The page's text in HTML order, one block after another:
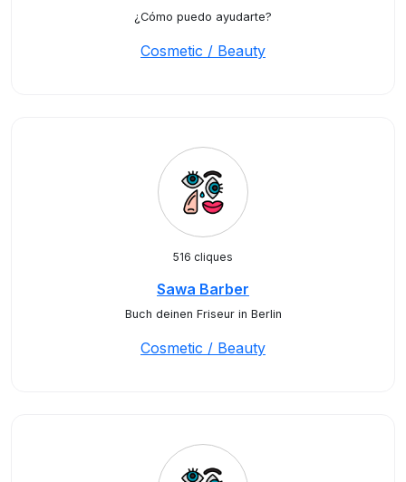
¿Cómo puedo ayudarte?
Cosmetic / Beauty
516 cliques
Sawa Barber
Buch deinen Friseur in Berlin
Cosmetic / Beauty